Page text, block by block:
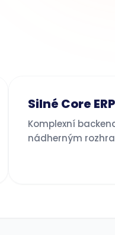
Silné Core
Komplexní
nádherným